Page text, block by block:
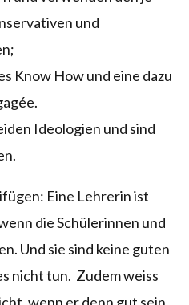
und
Know How und eine dazu
Ideologien und sind
Eine Lehrerin ist
die Schülerinnen und
Und sie sind keine guten
nicht tun. Zudem weiss